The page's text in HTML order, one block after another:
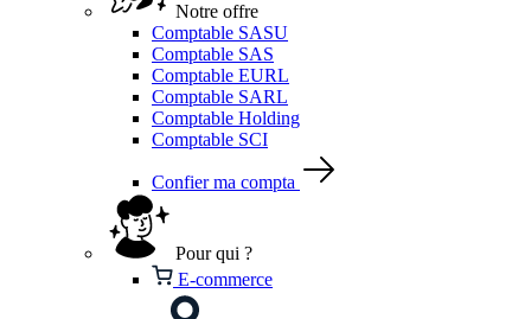
Notre offre
Comptable SASU
Comptable SAS
Comptable EURL
Comptable SARL
Comptable Holding
Comptable SCI
Confier ma compta
Pour qui ?
E-commerce